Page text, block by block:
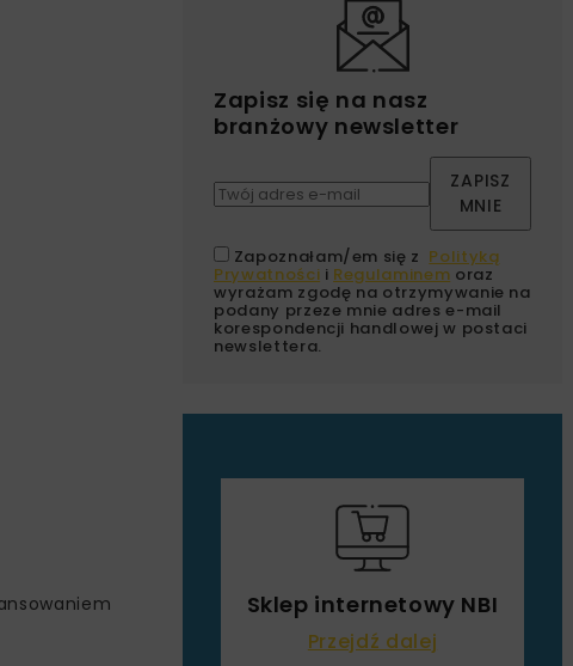
Zapisz się na nasz
branżowy newsletter
ZAPISZ
MNIE
Zapoznałam/em się z Polityką
Prywatności i Regulaminem oraz
wyrażam zgodę na otrzymywanie na
podany przeze mnie adres e-mail
korespondencji handlowej w postaci
newslettera.
Sklep internetowy NBI
Przejdź dalej